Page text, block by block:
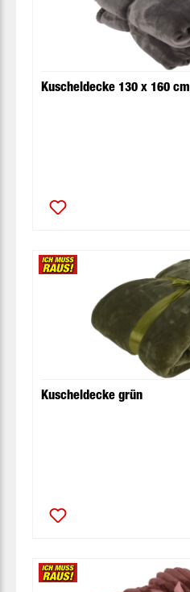
Kuscheldecke 130 x 160 cm
Kuscheldecke grün